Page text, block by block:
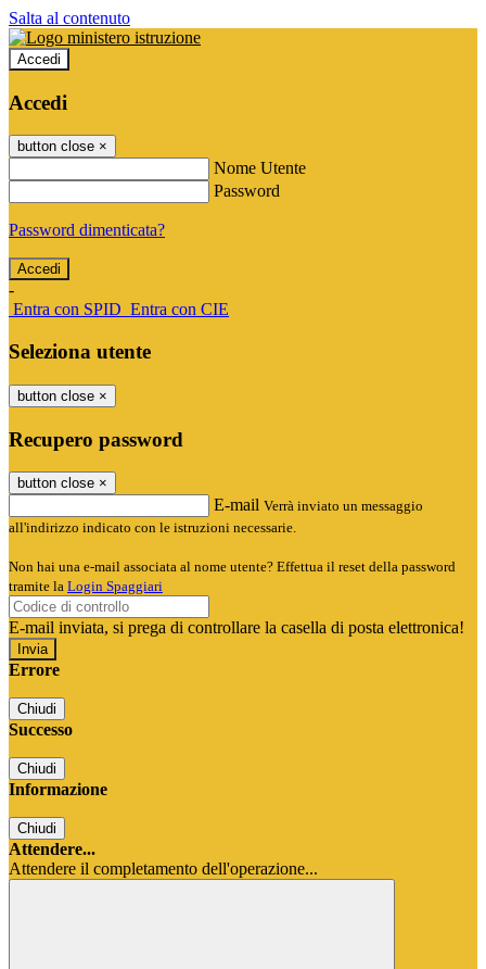
Salta al contenuto
Accedi
Accedi
button close ×
Nome Utente
Password
Password dimenticata?
-
Entra con SPID Entra con CIE
Seleziona utente
button close ×
Recupero password
button close ×
E-mail Verrà inviato un messaggio
all'indirizzo indicato con le istruzioni necessarie.
Non hai una e-mail associata al nome utente? Effettua il reset della password
tramite la Login Spaggiari
E-mail inviata, si prega di controllare la casella di posta elettronica!
Errore
Chiudi
Successo
Chiudi
Informazione
Chiudi
Attendere...
Attendere il completamento dell'operazione...